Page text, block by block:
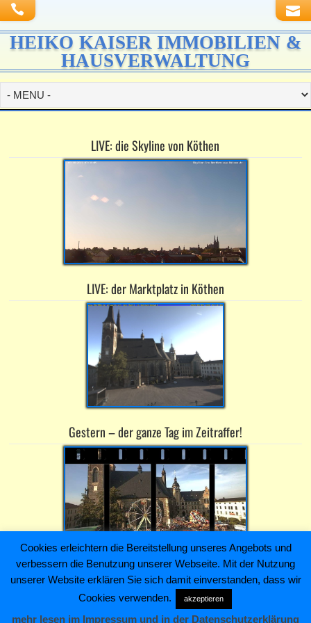
HEIKO KAISER IMMOBILIEN &
HAUSVERWALTUNG
LIVE: die Skyline von Köthen
LIVE: der Marktplatz in Köthen
Gestern – der ganze Tag im Zeitraffer!
Heiko Kaiser Immobilien & Hausverwaltung ~ Schloßstraße 4 ~
06366 Köthen (Anhalt) ~ Telefon: +493496211445
Anfrage/Kontakt Impressum Sitemap
Cookies erleichtern die Bereitstellung unseres Angebots und
verbessern die Benutzung unserer Webseite. Mit der Nutzung
unserer Website erklären Sie sich damit einverstanden, dass wir
Cookies verwenden.
akzeptieren
mehr lesen im Impressum und in der Datenschutzerklärung